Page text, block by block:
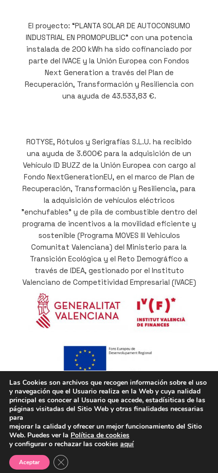
Las Cookies son archivos que recogen información sobre el uso
y navegación que el Usuario realiza en la Web y cuya nalidad
principal es conocer al Usuario que accede, estadísiticas de las
páginas visitadas del Sitio Web y otras finalidades necesarias
para
mejorar la calidad y ofrecer un mejor funcionamiento del Sitio
Web. Puedes ver la Política de cookies
y configurar o rechazar las cookies aquí
Aceptar Cerrar el banner de cookies RGPD
El proyecto: “PLANTA SOLAR DE AUTOCONSUMO
INDUSTRIAL EN PROMOPUBLIC” con una potencia
instalada de 200 kWh ha sido cofinanciado por
parte del IVACE y la Unión Europea con Fondos
Next Generation a través del Plan de
Recuperación, Transformación y Resiliencia con
una ayuda de 43.533,83 €.
ROTYSE, Rótulos y Serigrafías S.L.U. ha recibido
una ayuda de 3.600€ para la adquisición de un
Vehículo ID BUZZ de la Unión Europea con cargo al
Fondo NextGenerationEU, en el marco de Plan de
Recuperación, Transformación y Resiliencia, para
la adquisición de vehículos eléctricos
"enchufables" y de pila de combustible dentro del
programa de incentivos a la movilidad eficiente y
sostenible (Programa MOVES III Vehiculos
Comunitat Valenciana) del Ministerio para la
Transición Ecológica y el Reto Demográfico a
través de IDEA, gestionado por el Instituto
Valenciano de Competitividad Empresarial (IVACE)
Cofinançat per la Unió Europea a través del
Programa Operatiu del Fons Europeu de
Comunitat Valenciana 2014-2020, com a part de la
resposta de la Unió a la pandèmia del COVID-19